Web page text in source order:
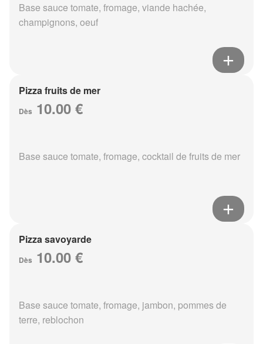
Base sauce tomate, fromage, viande hachée,
champignons, oeuf
Pizza fruits de mer
Dès 10.00 €
Base sauce tomate, fromage, cocktail de fruits de mer
Pizza savoyarde
Dès 10.00 €
Base sauce tomate, fromage, jambon, pommes de
terre, reblochon